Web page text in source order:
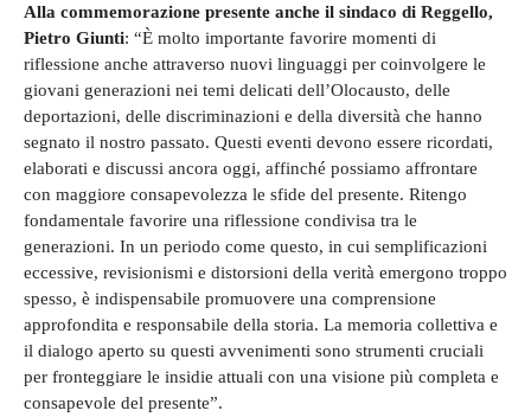
Alla commemorazione presente anche il sindaco di Reggello,
Pietro Giunti: “È molto importante favorire momenti di
riflessione anche attraverso nuovi linguaggi per coinvolgere le
giovani generazioni nei temi delicati dell’Olocausto, delle
deportazioni, delle discriminazioni e della diversità che hanno
segnato il nostro passato. Questi eventi devono essere ricordati,
elaborati e discussi ancora oggi, affinché possiamo affrontare
con maggiore consapevolezza le sfide del presente. Ritengo
fondamentale favorire una riflessione condivisa tra le
generazioni. In un periodo come questo, in cui semplificazioni
eccessive, revisionismi e distorsioni della verità emergono troppo
spesso, è indispensabile promuovere una comprensione
approfondita e responsabile della storia. La memoria collettiva e
il dialogo aperto su questi avvenimenti sono strumenti cruciali
per fronteggiare le insidie attuali con una visione più completa e
consapevole del presente”.